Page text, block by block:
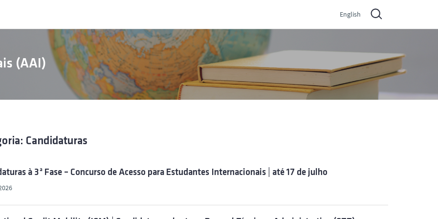
English
(AAI)
Candidaturas
à 3ª Fase – Concurso de Acesso para Estudantes Internacionais | até 17 de julho